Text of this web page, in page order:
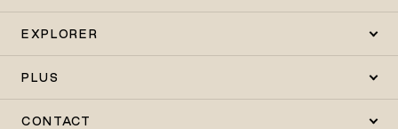
EXPLORER
PLUS
CONTACT